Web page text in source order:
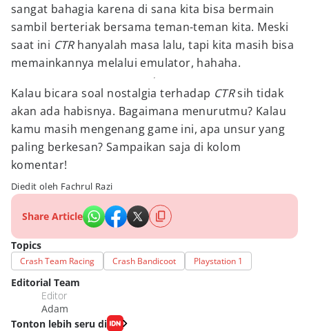
sangat bahagia karena di sana kita bisa bermain
sambil berteriak bersama teman-teman kita. Meski
saat ini CTRhanyalah masa lalu, tapi kita masih bisa
memainkannya melalui emulator, hahaha.
Kalau bicara soal nostalgia terhadap CTRsih tidak
akan ada habisnya. Bagaimana menurutmu? Kalau
kamu masih mengenang game ini, apa unsur yang
paling berkesan? Sampaikan saja di kolom
komentar!
Diedit oleh Fachrul Razi
Share Article
Topics
Crash Team Racing Crash Bandicoot Playstation 1
Editorial Team
Editor
Adam
Tonton lebih seru di